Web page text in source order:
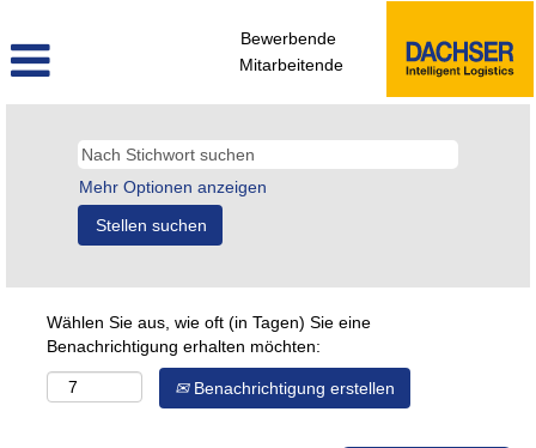
Bewerbende
Mitarbeitende
Mehr Optionen anzeigen
Wählen Sie aus, wie oft (in Tagen) Sie eine
Benachrichtigung erhalten möchten:
Benachrichtigung erstellen